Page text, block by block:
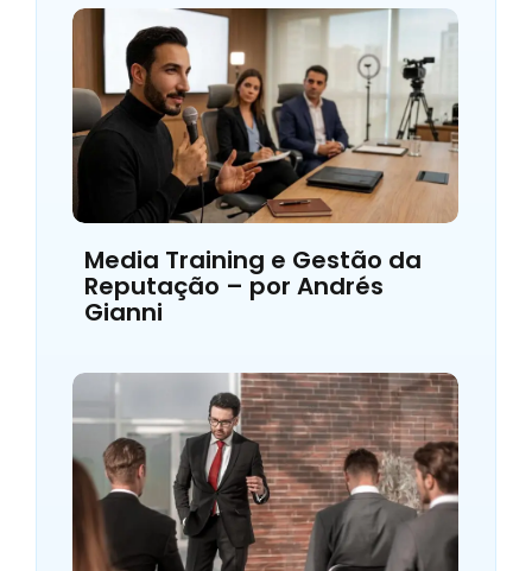
Media Training e Gestão da
Reputação – por Andrés
Gianni